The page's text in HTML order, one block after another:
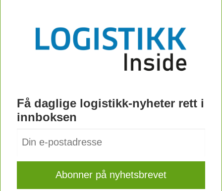
Få daglige logistikk-nyheter rett i
innboksen